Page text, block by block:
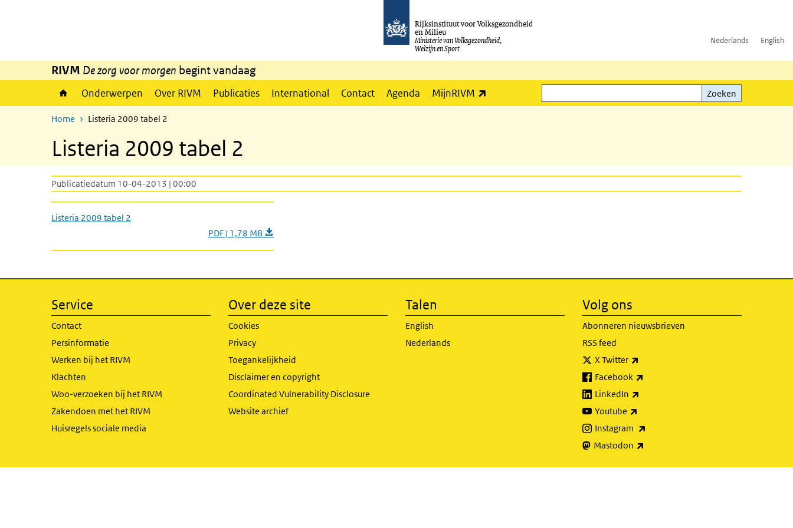
Rijksinstituut voor Volksgezondheid
en Milieu
Ministerie van Volksgezondheid,
Welzijn en Sport
Nederlands English
RIVM De zorg voor morgen begint vandaag
Onderwerpen Over RIVM Publicaties International Contact Agenda MijnRIVM
Zoeken
Zoeken
Home Listeria 2009 tabel 2
Listeria 2009 tabel 2
Publicatiedatum 10-04-2013 | 00:00
Listeria 2009 tabel 2
PDF | 1,78 MB
Service
Contact
Persinformatie
Werken bij het RIVM
Klachten
Woo-verzoeken bij het RIVM
Zakendoen met het RIVM
Huisregels sociale media
Over deze site
Cookies
Privacy
Toegankelijkheid
Disclaimer en copyright
Coordinated Vulnerability Disclosure
Website archief
Talen
English
Nederlands
Volg ons
Abonneren nieuwsbrieven
RSS feed
X Twitter
Facebook
LinkedIn
Youtube
Instagram
Mastodon